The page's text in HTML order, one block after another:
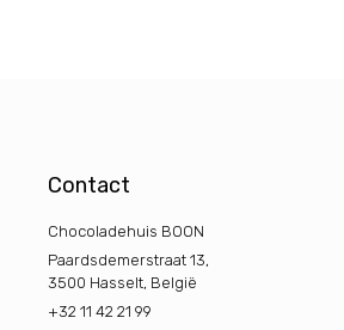
Contact
Chocoladehuis BOON
Paardsdemerstraat 13,
3500 Hasselt, België
+32 11 42 21 99